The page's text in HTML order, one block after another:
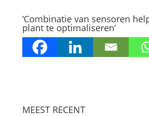
‘Combinatie van sensoren
plant te optimaliseren’
MEEST RECENT